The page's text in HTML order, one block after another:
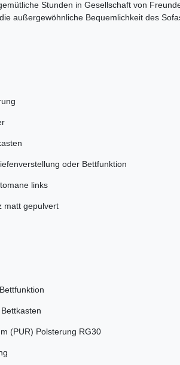
Stunden in Gesellschaft von
die außergewöhnliche Bequemlichkeit des
oder Bettfunktion
links
matt gepulvert
(PUR) Polsterung RG30